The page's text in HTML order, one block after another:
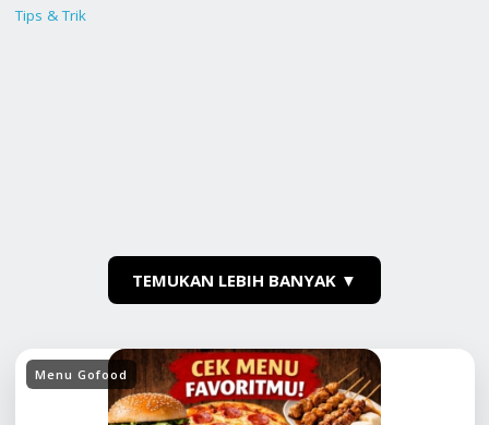
Tips & Trik
TEMUKAN LEBIH BANYAK ▼
Menu Gofood